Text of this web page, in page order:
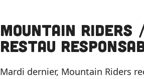
Mountain Riders
Restau
Mardi dernier, Mountain Riders